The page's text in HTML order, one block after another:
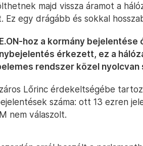
majd vissza áramot a
Ez egy drágább és sokkal
hoz a kormány bejelentése
érkezett, ez a
rendszer közel nyolcvan
Lőrinc érdekeltségébe
száma: ott 13 ezren
nem válaszolt.